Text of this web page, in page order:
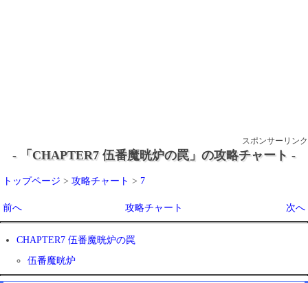
スポンサーリンク
- 「CHAPTER7 伍番魔晄炉の罠」の攻略チャート -
トップページ > 攻略チャート > 7
前へ 次へ
攻略チャート
CHAPTER7 伍番魔晄炉の罠
伍番魔晄炉